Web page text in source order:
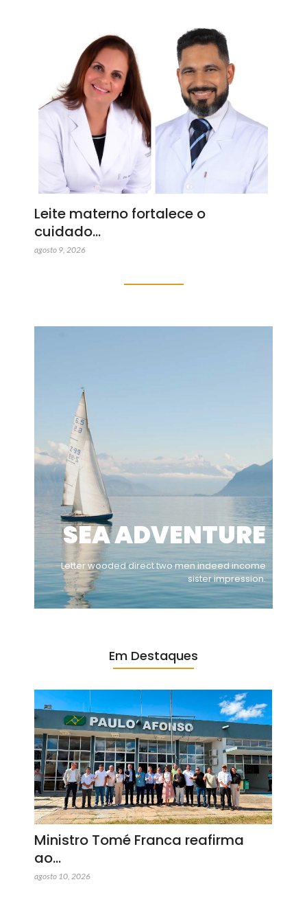
Leite materno fortalece o
cuidado…
agosto 9, 2026
SEA ADVENTURE
Letter wooded direct two men indeed income
sister impression.
Em Destaques
Ministro Tomé Franca reafirma
ao…
agosto 10, 2026